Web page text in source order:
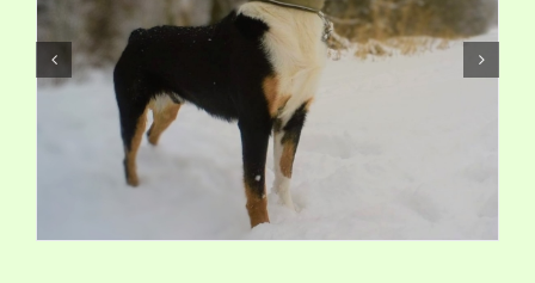
Aktuelles
Kontakt